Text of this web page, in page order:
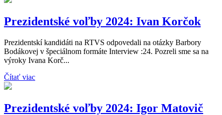
Prezidentské voľby 2024: Ivan Korčok
Prezidentskí kandidáti na RTVS odpovedali na otázky Barbory
Bodákovej v špeciálnom formáte Interview :24. Pozreli sme sa na
výroky Ivana Korč...
Čítať viac
Prezidentské voľby 2024: Igor Matovič